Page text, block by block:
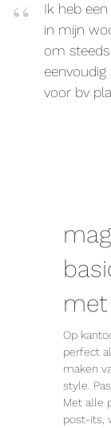
Ik heb
in mijn
om
voor bv
Op
perfect
maken
style.
Met alle
post-its,